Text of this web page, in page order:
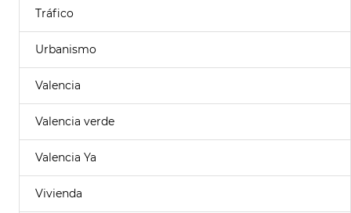
Tráfico
Urbanismo
Valencia
Valencia verde
Valencia Ya
Vivienda